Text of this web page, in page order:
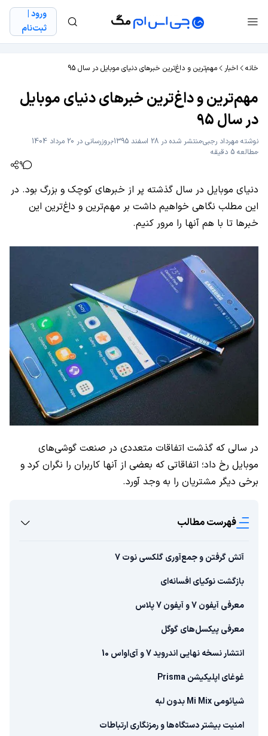
ورود |
ثبت‌نام
خانه اخبار مهم‌ترین و داغ‌ترین خبرهای دنیای موبایل در سال 95
مهم‌ترین و داغ‌ترین خبرهای دنیای موبایل
در سال 95
نوشته مهرداد رجبیمنتشر شده در 28 اسفند 1395
بروزرسانی در 20 مرداد 1404
مطالعه 5 دقیقه
9
دنیای موبایل در سال گذشته پر از خبرهای کوچک و بزرگ بود. در
این مطلب نگاهی خواهیم داشت بر مهم‌ترین و داغ‌ترین این
خبرها تا با هم آنها را مرور کنیم.
در سالی که گذشت اتفاقات متعددی در صنعت گوشی‌های
موبایل رخ داد؛ اتفاقاتی که بعضی از آنها کاربران را نگران کرد و
برخی دیگر مشتریان را به وجد آورد.
فهرست مطالب
آتش گرفتن و جمع‌آوری گلکسی نوت 7
بازگشت نوکیای افسانه‌ای
معرفی آیفون 7 و آیفون 7 پلاس
معرفی پیکسل‌های گوگل
انتشار نسخه نهایی اندروید 7 و آی‌او‎اس 10
غوغای اپلیکیشن Prisma
شیائومی Mi Mix بدون لبه
امنیت بیشتر دستگاه‌ها و رمزنگاری ارتباطات